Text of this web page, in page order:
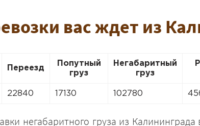
вас ждет из
Переезд
Попутный
груз
Негабаритный
груз
22840 17130 102780
негабаритного груза из
+7 (499) 520-05-23